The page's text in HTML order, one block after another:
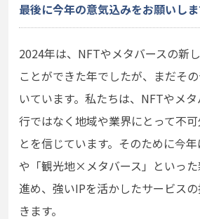
最後に今年の意気込みをお願いしま
2024年は、NFTやメタバースの新
ことができた年でしたが、まだそ
いています。私たちは、NFTやメ
行ではなく地域や業界にとって不
とを信じています。そのために今
や「観光地×メタバース」といっ
進め、強いIPを活かしたサービス
きます。